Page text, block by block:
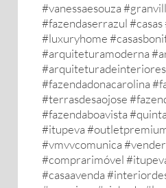
#vanessaesouza
#fazendaserrazul #casas
#luxuryhome
#arquiteturamoderna
#arquiteturadeinteriores
#fazendadonacarolina
#terrasdesaojose
#fazendaboavista
#itupeva
#vmvvcomunica
#comprarimóvel
#casaavenda